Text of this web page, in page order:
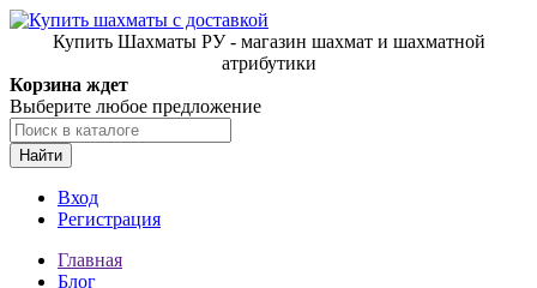
Купить Шахматы РУ - магазин шахмат и шахматной
атрибутики
Корзина ждет
Выберите любое предложение
Найти
Вход
Регистрация
Главная
Блог